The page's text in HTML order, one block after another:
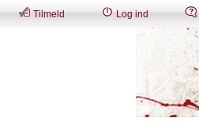
Tilmeld Log ind